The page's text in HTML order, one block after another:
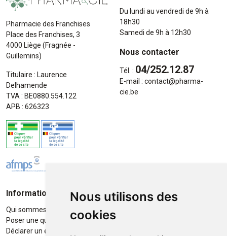
Nous utilisons des
cookies
Pharmacie des Franchises
Place des Franchises, 3
4000 Liège (Fragnée -
Guillemins)
Titulaire : Laurence
Delhamende
TVA : BE0880.554.122
APB : 626323
Du lundi au vendredi de 9h à
18h30
Samedi de 9h à 12h30
Nous contacter
Tél. : 04/252.12.87
E-mail : contact@pharma-
cie.be
Informations
Qui sommes-nous ?
Poser une question
Déclarer un effet indésirable
Moyens de paiement